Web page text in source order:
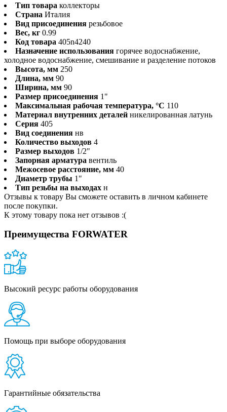
Тип товара коллекторы
Страна Италия
Вид присоединения резьбовое
Вес, кг 0.99
Код товара 405n4240
Назначение использования горячее водоснабжение,
холодное водоснабжение, смешивание и разделение потоков
Высота, мм 250
Длина, мм 90
Ширина, мм 90
Размер присоединения 1"
Максимальная рабочая температура, °С 110
Материал внутренних деталей никелированная латунь
Серия 405
Вид соединения нв
Количество выходов 4
Размер выходов 1/2"
Запорная арматура вентиль
Межосевое расстояние, мм 40
Диаметр трубы 1"
Тип резьбы на выходах н
Отзывы к товару Вы сможете оставить в личном кабинете
после покупки.
К этому товару пока нет отзывов :(
Преимущества FORWATER
Высокий ресурс работы оборудования
Помощь при выборе оборудования
Гарантийные обязательства